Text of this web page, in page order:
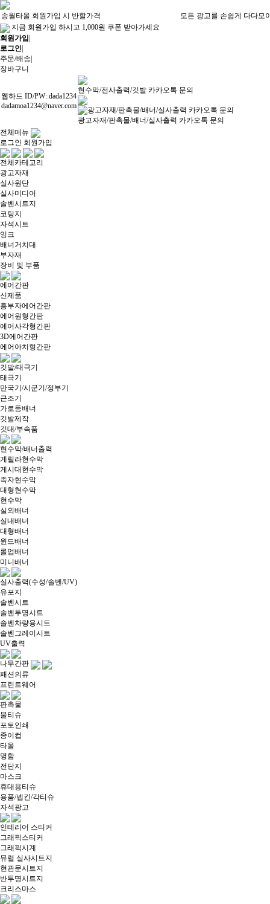
송월타올 회원가입 시 반할가격
모든 광고를 손쉽게 다다모
지금 회원가입 하시고 1,000원 쿠폰 받아가세요
회원가입|
로그인|
주문/배송|
장바구니
웹하드 ID/PW: dada1234
dadamoa1234@naver.com
현수막/전사출력/깃발 카카오톡 문의
광고자재/판촉물/배너/실사출력 카카오톡 문의
전체메뉴
로그인 회원가입
전체카테고리
광고자재
실사원단
실사미디어
솔벤시트지
코팅지
자석시트
잉크
배너거치대
부자재
장비 및 부품
에어간판
신제품
흥부자에어간판
에어원형간판
에어사각형간판
3D에어간판
에어아치형간판
깃발/태극기
태극기
만국기/시군기/정부기
근조기
가로등배너
깃발제작
깃대/부속품
현수막/배너출력
게릴라현수막
게시대현수막
족자현수막
대형현수막
현수막
실외배너
실내배너
대형배너
윈드배너
롤업배너
미니배너
실사출력(수성/솔벤/UV)
유포지
솔벤시트
솔벤투명시트
솔벤차량용시트
솔벤그레이시트
UV출력
나무간판
패션의류
프린트웨어
판촉물
물티슈
포토인쇄
종이컵
타올
명함
전단지
마스크
휴대용티슈
용품/넵킨/각티슈
자석광고
인테리어 스티커
그래픽스티커
그래픽시계
뮤럴 실사시트지
현관문시트지
반투명시트지
크리스마스